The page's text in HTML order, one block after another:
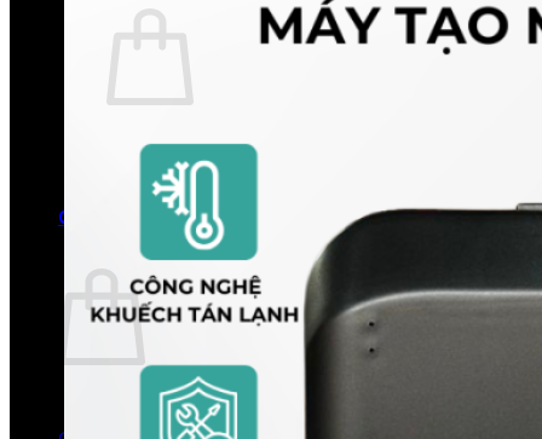
Quay trở lại cửa hàng
0
Giỏ hàng
Chưa có sản phẩm trong giỏ hàng.